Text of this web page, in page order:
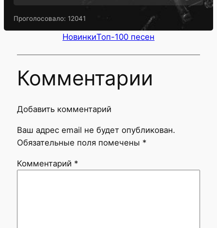
Проголосовало: 12041
НовинкиТоп-100 песен
Комментарии
Добавить комментарий
Ваш адрес email не будет опубликован.
Обязательные поля помечены *
Комментарий *